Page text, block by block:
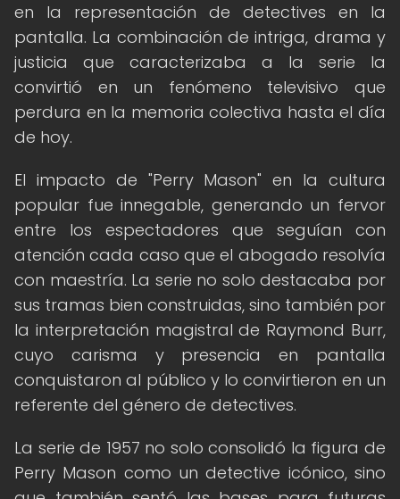
en la representación de detectives en la
pantalla. La combinación de intriga, drama y
justicia que caracterizaba a la serie la
convirtió en un fenómeno televisivo que
perdura en la memoria colectiva hasta el día
de hoy.
El impacto de "Perry Mason" en la cultura
popular fue innegable, generando un fervor
entre los espectadores que seguían con
atención cada caso que el abogado resolvía
con maestría. La serie no solo destacaba por
sus tramas bien construidas, sino también por
la interpretación magistral de Raymond Burr,
cuyo carisma y presencia en pantalla
conquistaron al público y lo convirtieron en un
referente del género de detectives.
La serie de 1957 no solo consolidó la figura de
Perry Mason como un detective icónico, sino